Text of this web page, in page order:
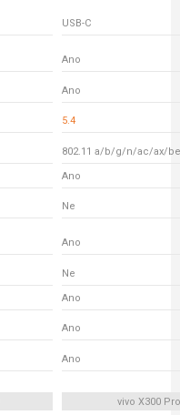
USB-C
Ano
Ano
5.4
802.11 a/b/g/n/ac/ax/be
Ano
Ne
Ano
Ne
Ano
Ano
Ano
vivo X300 Pro